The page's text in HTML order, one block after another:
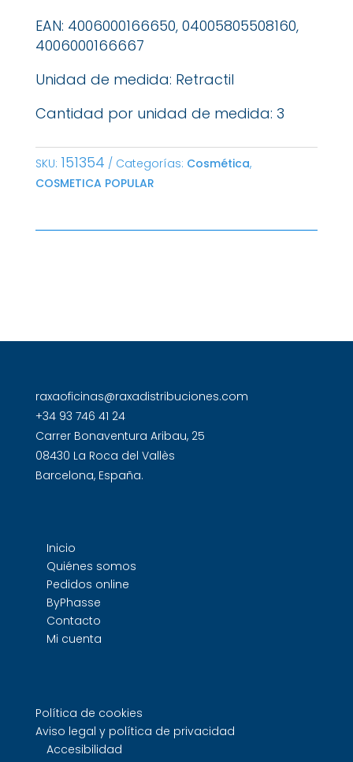
EAN: 4006000166650, 04005805508160,
4006000166667
Unidad de medida: Retractil
Cantidad por unidad de medida: 3
SKU: 151354 Categorías: Cosmética,
COSMETICA POPULAR
raxaoficinas@raxadistribuciones.com
+34 93 746 41 24
Carrer Bonaventura Aribau, 25
08430 La Roca del Vallès
Barcelona, España.
Inicio
Quiénes somos
Pedidos online
ByPhasse
Contacto
Mi cuenta
Política de cookies
Aviso legal y política de privacidad
Accesibilidad